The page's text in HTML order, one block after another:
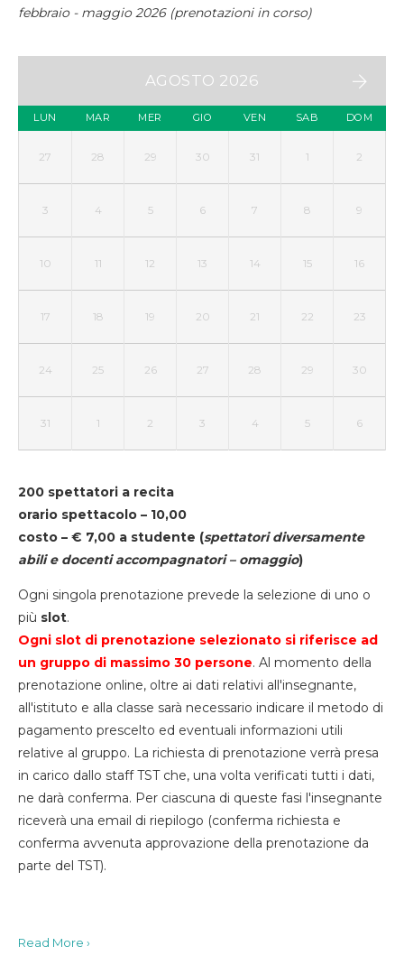
febbraio - maggio 2026 (prenotazioni in corso)
AGOSTO 2026
LUN MAR MER GIO VEN SAB DOM
27 28 29 30 31 1 2
3 4 5 6 7 8 9
10 11 12 13 14 15 16
17 18 19 20 21 22 23
24 25 26 27 28 29 30
31 1 2 3 4 5 6
200 spettatori a recita
orario spettacolo – 10,00
costo – € 7,00 a studente (spettatori diversamente
abili e docenti accompagnatori – omaggio)
Ogni singola prenotazione prevede la selezione di uno o
più slot.
Ogni slot di prenotazione selezionato si riferisce ad
un gruppo di massimo 30 persone. Al momento della
prenotazione online, oltre ai dati relativi all'insegnante,
all'istituto e alla classe sarà necessario indicare il metodo di
pagamento prescelto ed eventuali informazioni utili
relative al gruppo. La richiesta di prenotazione verrà presa
in carico dallo staff TST che, una volta verificati tutti i dati,
ne darà conferma. Per ciascuna di queste fasi l'insegnante
riceverà una email di riepilogo (conferma richiesta e
conferma avvenuta approvazione della prenotazione da
parte del TST).
Read More ›